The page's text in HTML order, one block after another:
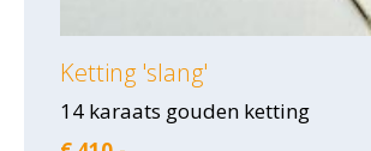
Ketting 'slang'
14 karaats gouden ketting